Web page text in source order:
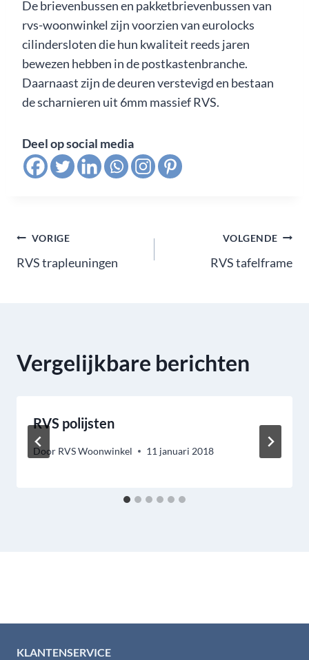
De brievenbussen en pakketbrievenbussen van
rvs-woonwinkel zijn voorzien van eurolocks
cilindersloten die hun kwaliteit reeds jaren
bewezen hebben in de postkastenbranche.
Daarnaast zijn de deuren verstevigd en bestaan
de scharnieren uit 6mm massief RVS.
Deel op social media
Bericht
navigatie
VORIGE
RVS trapleuningen
VOLGENDE
RVS tafelframe
Vergelijkbare berichten
RVS polijsten
Door RVS Woonwinkel 11 januari 2018
KLANTENSERVICE